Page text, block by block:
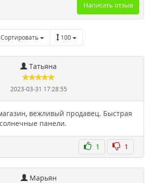
Написать отзыв
Сортировать 100
Татьяна
2023-03-31 17:28:55
вежливый продавец. Быстрая
панели.
1 1
Марьян